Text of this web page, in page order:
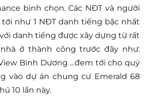
bình chọn. Các NĐT và người
như 1 NĐT danh tiếng bậc nhất
danh tiếng được xây dựng từ rất
ở thành công trước đây như:
Bình Dương …đem tới cho quý
vào dự án chung cư Emerald 68
10 lần này.